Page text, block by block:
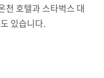
천 호텔과 스타벅스 대
있습니다.